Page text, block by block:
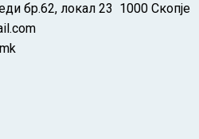
бр.62, локал 23 1000 Скопје